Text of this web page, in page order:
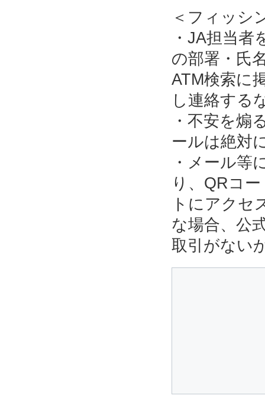
＜フィッシ
・JA担当
の部署・氏
ATM検索に
し連絡する
・不安を煽
ールは絶対
・メール等
り、QRコ
トにアクセ
な場合、公
取引がない